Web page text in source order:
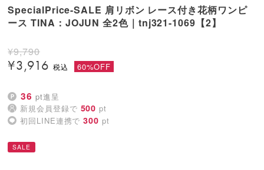
SpecialPrice-SALE 肩リボン レース付き花柄ワンピ
ース TINA：JOJUN 全2色｜tnj321-1069【2】
¥9,790
¥3,916 60%OFF
36 pt進呈
新規会員登録で 500 pt
初回LINE連携で 300 pt
SALE